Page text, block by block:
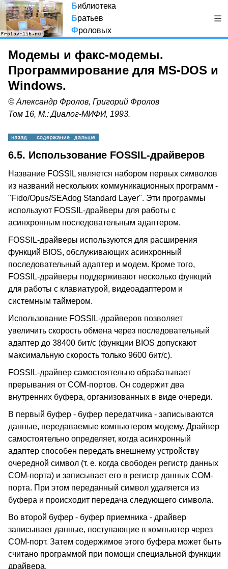
Библиотека
Братьев
Фроловых
Модемы и факс-модемы.
Программирование для MS-DOS и
Windows.
© Александр Фролов, Григорий Фролов
Том 16, М.: Диалог-МИФИ, 1993.
6.5. Использование FOSSIL-драйверов
Название FOSSIL является набором первых символов
из названий нескольких коммуникационных программ -
"Fido/Opus/SEAdog Standard Layer". Эти программы
используют FOSSIL-драйверы для работы с
асинхронным последовательным адаптером.
FOSSIL-драйверы используются для расширения
функций BIOS, обслуживающих асинхронный
последовательный адаптер и модем. Кроме того,
FOSSIL-драйверы поддерживают несколько функций
для работы с клавиатурой, видеоадаптером и
системным таймером.
Использование FOSSIL-драйверов позволяет
увеличить скорость обмена через последовательный
адаптер до 38400 бит/с (функции BIOS допускают
максимальную скорость только 9600 бит/с).
FOSSIL-драйвер самостоятельно обрабатывает
прерывания от COM-портов. Он содержит два
внутренних буфера, организованных в виде очереди.
В первый буфер - буфер передатчика - записываются
данные, передаваемые компьютером модему. Драйвер
самостоятельно определяет, когда асинхронный
адаптер способен передать внешнему устройству
очередной символ (т. е. когда свободен регистр данных
COM-порта) и записывает его в регистр данных COM-
порта. При этом переданный символ удаляется из
буфера и происходит передача следующего символа.
Во второй буфер - буфер приемника - драйвер
записывает данные, поступающие в компьютер через
COM-порт. Затем содержимое этого буфера может быть
считано программой при помощи специальной функции
драйвера.